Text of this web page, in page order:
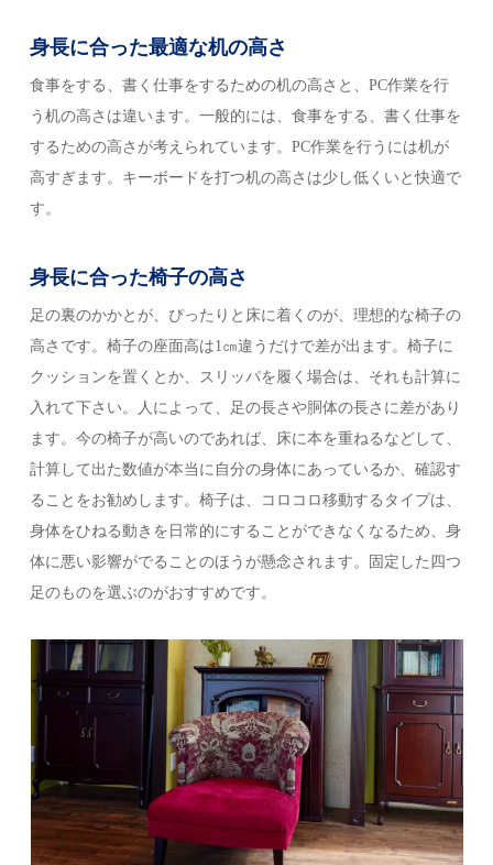
身長に合った最適な机の高さ
食事をする、書く仕事をするための机の高さと、PC作業を行
う机の高さは違います。一般的には、食事をする、書く仕事を
するための高さが考えられています。PC作業を行うには机が
高すぎます。キーボードを打つ机の高さは少し低くいと快適で
す。
身長に合った椅子の高さ
足の裏のかかとが、ぴったりと床に着くのが、理想的な椅子の
高さです。椅子の座面高は1㎝違うだけで差が出ます。椅子に
クッションを置くとか、スリッパを履く場合は、それも計算に
入れて下さい。人によって、足の長さや胴体の長さに差があり
ます。今の椅子が高いのであれば、床に本を重ねるなどして、
計算して出た数値が本当に自分の身体にあっているか、確認す
ることをお勧めします。椅子は、コロコロ移動するタイプは、
身体をひねる動きを日常的にすることができなくなるため、身
体に悪い影響がでることのほうが懸念されます。固定した四つ
足のものを選ぶのがおすすめです。